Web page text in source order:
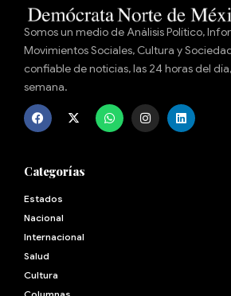
Somos un medio de Análisis Político,
Movimientos Sociales, Cultura y
confiable de noticias, las 24 horas del
semana.
Categorías
Estados
Nacional
Internacional
Salud
Cultura